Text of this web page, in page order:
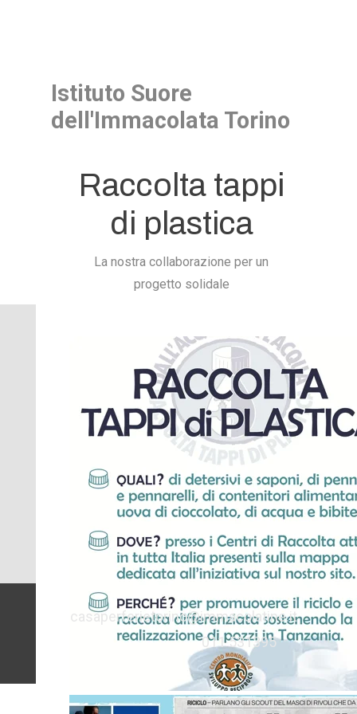
Istituto Suore
dell'Immacolata Torino
Raccolta tappi
di plastica
La nostra collaborazione per un
progetto solidale
casaperferietorino@immacolatine.it
011 531395